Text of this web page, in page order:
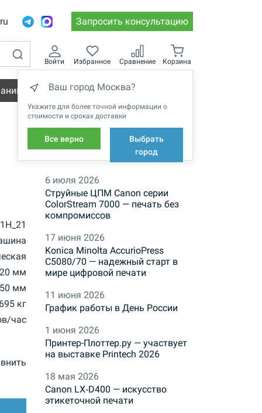
Запросить консультацию
Войти Избранное Сравнение Корзина
Ваш город Москва?
Укажите для более точной информации о
стоимости и сроках доставки
Все верно
Выбрать
город
Вакансии
мм
50 мм
кг
час
НОВОСТИ
6 июля 2026
Струйные ЦПМ Canon серии
ColorStream 7000 — печать без
компромиссов
17 июня 2026
Konica Minolta AccurioPress
C5080/70 — надежный старт в
мире цифровой печати
11 июня 2026
График работы в День России
1 июня 2026
Принтер-Плоттер.ру — участвует
на выставке Printech 2026
18 мая 2026
Canon LX‑D400 — искусство
этикеточной печати